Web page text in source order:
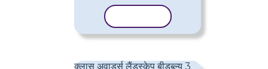
क्लास अवार्ड्स लैंडस्केप बीडब्ल्यू 3